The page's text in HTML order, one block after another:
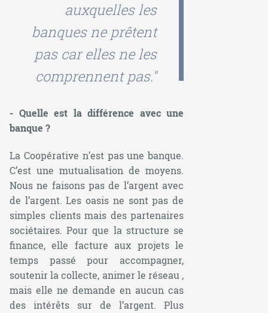
auxquelles les
banques ne prêtent
pas car elles ne les
comprennent pas."
- Quelle est la différence avec une
banque ?
La Coopérative n’est pas une banque.
C’est une mutualisation de moyens.
Nous ne faisons pas de l’argent avec
de l’argent. Les oasis ne sont pas de
simples clients mais des partenaires
sociétaires. Pour que la structure se
finance, elle facture aux projets le
temps passé pour accompagner,
soutenir la collecte, animer le réseau ,
mais elle ne demande en aucun cas
des intérêts sur de l’argent. Plus